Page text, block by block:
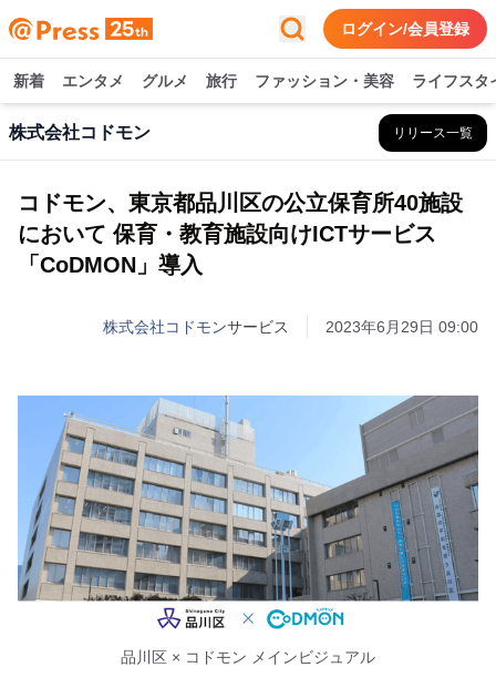
ログイン/会員登録
新着 エンタメ グルメ 旅行 ファッション・美容 ライフスタ
株式会社コドモン リリース一覧
コドモン、東京都品川区の公立保育所40施設
において 保育・教育施設向けICTサービス
「CoDMON」導入
株式会社コドモンサービス 2023年6月29日 09:00
品川区 × コドモン メインビジュアル